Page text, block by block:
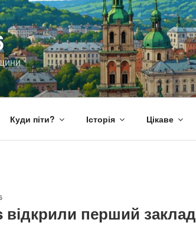
Куди піти? Історія Цікаве
перший заклад